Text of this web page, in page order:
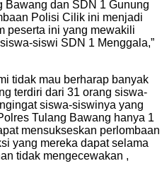
Bawang dan SDN 1 Gunung
Polisi Cilik ini menjadi
peserta ini yang mewakili
siswi SDN 1 Menggala,”
tidak mau berharap banyak
terdiri dari 31 orang siswa-
siswa-siswinya yang
Tulang Bawang hanya 1
mensukseskan perlombaan
yang mereka dapat selama
tidak mengecewakan ,